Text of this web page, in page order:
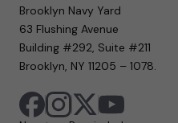
Brooklyn Navy Yard
63 Flushing Avenue
Building #292, Suite #211
Brooklyn, NY 11205 – 1078.